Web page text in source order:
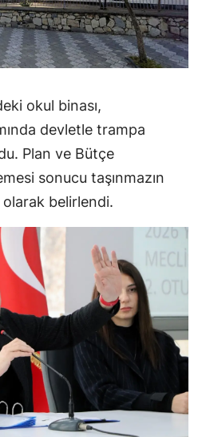
okul binası,
devletle trampa
Plan ve Bütçe
sonucu taşınmazın
belirlendi.